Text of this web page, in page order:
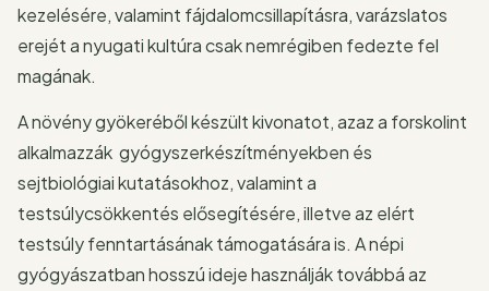
kezelésére, valamint fájdalomcsillapításra, varázslatos
erejét a nyugati kultúra csak nemrégiben fedezte fel
magának.
A növény gyökeréből készült kivonatot, azaz a forskolint
alkalmazzák gyógyszerkészítményekben és
sejtbiológiai kutatásokhoz, valamint a
testsúlycsökkentés elősegítésére, illetve az elért
testsúly fenntartásának támogatására is. A népi
gyógyászatban hosszú ideje használják továbbá az